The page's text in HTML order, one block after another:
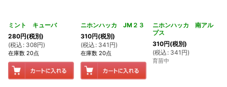
ミント キューバ
280円(税別)
(税込 : 308円)
在庫数 20点
ニホンハッカ JM２３
310円(税別)
(税込 : 341 円)
在庫数 20点
ニホンハッカ 南アル
プス
310円(税別)
(税込 : 341 円)
育苗中